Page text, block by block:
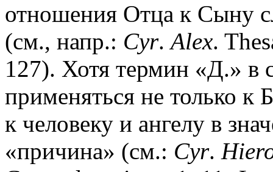
отношения Отца к Сыну
(см., напр.: Cyr.Alex.
127). Хотя термин «Д.» в
применяться не только к
к человеку и ангелу в
«причина» (см.: Cyr.